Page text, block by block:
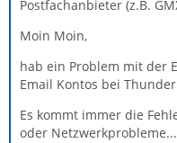
Postfachanbieter (z.B.
Moin Moin,
hab ein Problem mit der
Email Kontos bei
Es kommt immer die
oder Netzwerkprobleme...